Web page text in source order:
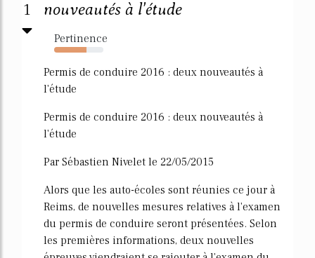
1
nouveautés à l'étude
Pertinence
65%
Permis de conduire 2016 : deux nouveautés à
l'étude
Permis de conduire 2016 : deux nouveautés à
l'étude
Par Sébastien Nivelet le 22/05/2015
Alors que les auto-écoles sont réunies ce jour à
Reims, de nouvelles mesures relatives à l'examen
du permis de conduire seront présentées. Selon
les premières informations, deux nouvelles